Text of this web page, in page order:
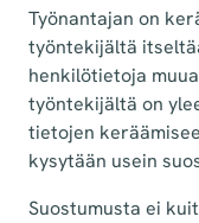
Työnantajan on
työntekijältä
henkilötietoja
työntekijältä on
tietojen
kysytään usein
Suostumusta ei